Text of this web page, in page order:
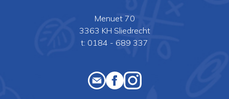
Menuet 70
3363 KH Sliedrecht
t: 0184 - 689 337